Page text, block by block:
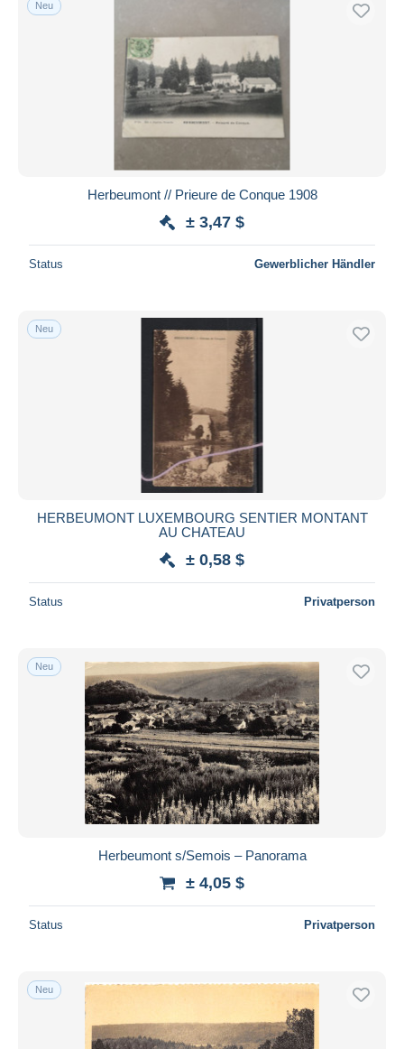
Kostenloser Versand
Zahlungsmethoden
PayPal
Banküberweisung
Visa
Bancontact
iDeal
Übernehmen
Neu
Herbeumont // Prieure de Conque 1908
± 3,47 $
Status Gewerblicher Händler
Neu
HERBEUMONT LUXEMBOURG SENTIER MONTANT
AU CHATEAU
± 0,58 $
Status Privatperson
Neu
Herbeumont s/Semois – Panorama
± 4,05 $
Status Privatperson
Neu